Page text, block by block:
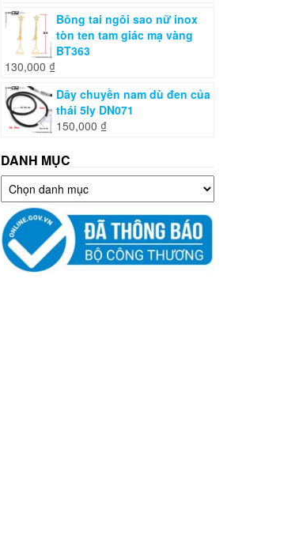
Bông tai ngôi sao nữ inox
tòn ten tam giác mạ vàng
BT363
130,000 ₫
Dây chuyền nam dù đen của
thái 5ly DN071
150,000 ₫
DANH MỤC
Danh
mục